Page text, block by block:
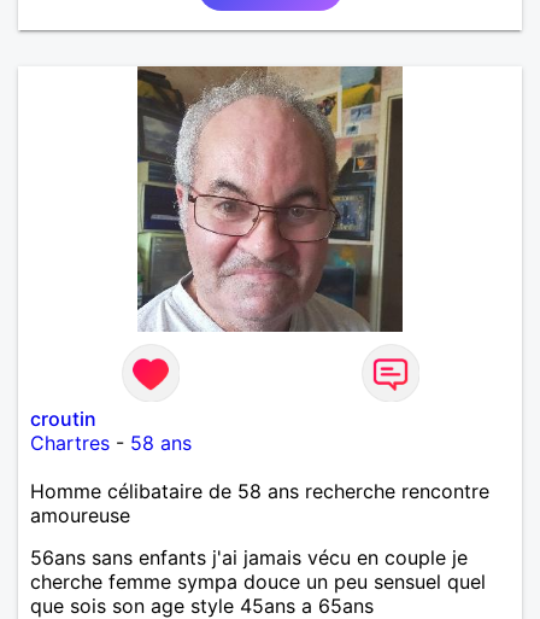
croutin
Chartres - 58 ans
Homme célibataire de 58 ans recherche rencontre
amoureuse
56ans sans enfants j'ai jamais vécu en couple je
cherche femme sympa douce un peu sensuel quel
que sois son age style 45ans a 65ans